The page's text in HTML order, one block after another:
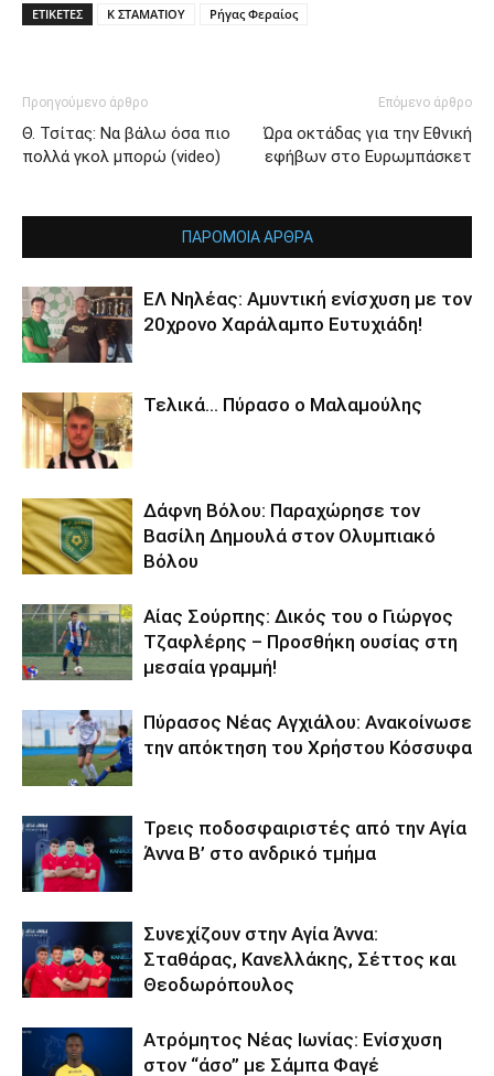
ΕΤΙΚΕΤΕΣ Κ ΣΤΑΜΑΤΙΟΥ Ρήγας Φεραίος
Προηγούμενο άρθρο
Θ. Τσίτας: Να βάλω όσα πιο
πολλά γκολ μπορώ (video)
Επόμενο άρθρο
Ώρα οκτάδας για την Εθνική
εφήβων στο Ευρωμπάσκετ
ΠΑΡΟΜΟΙΑ ΑΡΘΡΑ
ΕΛ Νηλέας: Αμυντική ενίσχυση με τον
20χρονο Χαράλαμπο Ευτυχιάδη!
Τελικά… Πύρασο ο Μαλαμούλης
Δάφνη Βόλου: Παραχώρησε τον
Βασίλη Δημουλά στον Ολυμπιακό
Βόλου
Αίας Σούρπης: Δικός του ο Γιώργος
Τζαφλέρης – Προσθήκη ουσίας στη
μεσαία γραμμή!
Πύρασος Νέας Αγχιάλου: Ανακοίνωσε
την απόκτηση του Χρήστου Κόσσυφα
Τρεις ποδοσφαιριστές από την Αγία
Άννα Β’ στο ανδρικό τμήμα
Συνεχίζουν στην Αγία Άννα:
Σταθάρας, Κανελλάκης, Σέττος και
Θεοδωρόπουλος
Ατρόμητος Νέας Ιωνίας: Ενίσχυση
στον “άσο” με Σάμπα Φαγέ